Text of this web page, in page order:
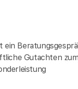
ein
Gutachten